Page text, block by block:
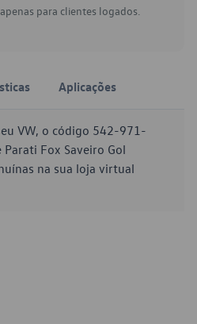
para clientes logados.
Aplicações
VW, o código 542-971-
Fox Saveiro Gol
na sua loja virtual